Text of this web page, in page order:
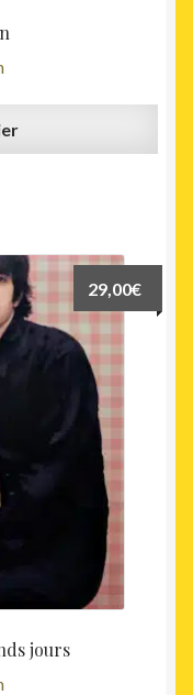
jours
29,00€